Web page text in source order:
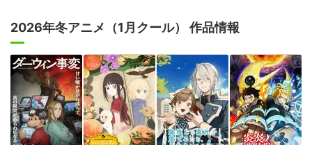
2026年冬アニメ（1月クール） 作品情報